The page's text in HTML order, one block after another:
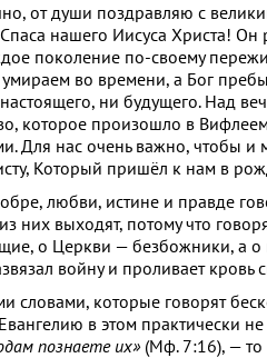
от души поздравляю с
нашего Иисуса Христа! Он
поколение по-своему
во времени, а Бог
ни будущего. Над
которое произошло в
Для нас очень важно, чтобы и
Который пришёл к нам в
любви, истине и правде
них выходят, потому что
о Церкви — безбожники, а
войну и проливает
словами, которые говорят
в этом практически не
познаете их»(Мф. 7:16), — то